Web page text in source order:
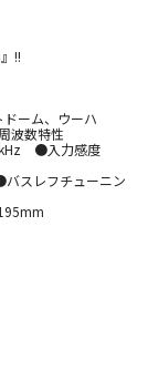
!!
ーム、ウーハ
波数特性
●入力感度
スレフチューニン